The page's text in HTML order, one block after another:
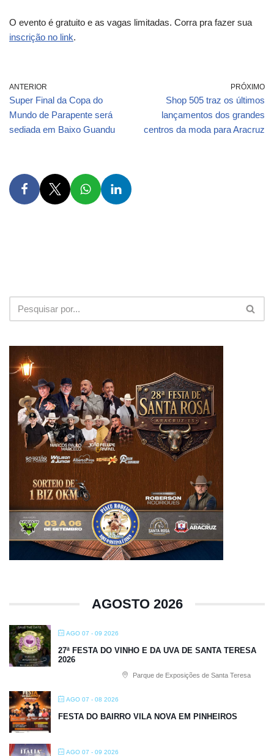
O evento é gratuito e as vagas limitadas. Corra pra fazer sua
inscrição no link.
ANTERIOR
Super Final da Copa do
Mundo de Parapente será
sediada em Baixo Guandu
PRÓXIMO
Shop 505 traz os últimos
lançamentos dos grandes
centros da moda para Aracruz
AGOSTO 2026
AGO 07 - 09 2026
27ª FESTA DO VINHO E DA UVA DE SANTA TERESA
2026
Parque de Exposições de Santa Teresa
AGO 07 - 08 2026
FESTA DO BAIRRO VILA NOVA EM PINHEIROS
AGO 07 - 09 2026